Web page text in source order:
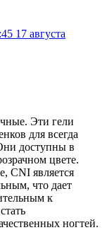
17 августа
Эти гели
для всегда
доступны в
цвете.
CNI является
что дает
к
ногтей.